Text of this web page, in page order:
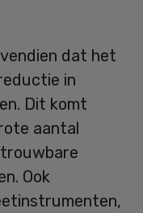
dat het
in
Dit komt
aantal
Ook